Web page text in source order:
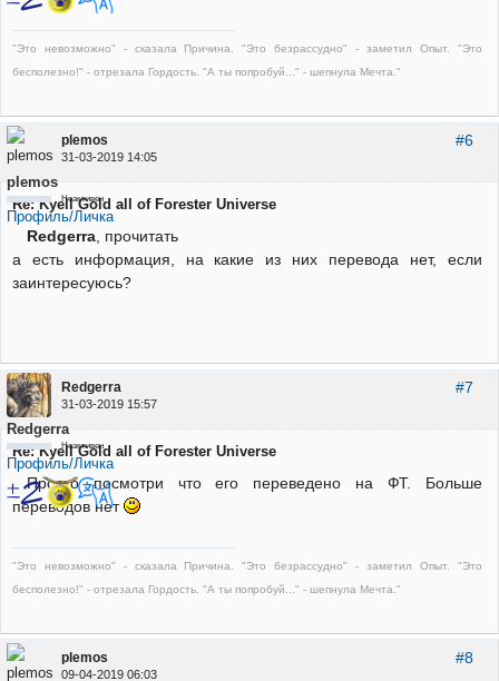
"Это невозможно" - сказала Причина. "Это безрассудно" - заметил Опыт. "Это
бесполезно!" - отрезала Гордость. "А ты попробуй..." - шепнула Мечта."
#6
plemos
31-03-2019 14:05
plemos
Неактивен
Профиль/Личка
Re: Kyell Gold all of Forester Universe
Redgerra, прочитать
а есть информация, на какие из них перевода нет, если
заинтересуюсь?
#7
Redgerra
31-03-2019 15:57
Redgerra
Неактивен
Профиль/Личка
Re: Kyell Gold all of Forester Universe
Просто посмотри что его переведено на ФТ. Больше
переводов нет
"Это невозможно" - сказала Причина. "Это безрассудно" - заметил Опыт. "Это
бесполезно!" - отрезала Гордость. "А ты попробуй..." - шепнула Мечта."
#8
plemos
09-04-2019 06:03